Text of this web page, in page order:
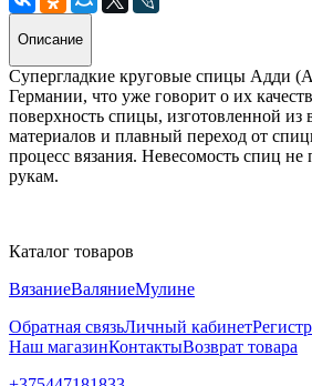
Описание
Супергладкие круговые спицы Адди
Германии, что уже говорит о их
поверхность спицы, изготовленной из
материалов и плавный переход от
процесс вязания. Невесомость спиц не
рукам.
Каталог товаров
ВязаниеВаляниеМулине
Обратная связьЛичный кабинет
Наш магазинКонтактыВозврат товара